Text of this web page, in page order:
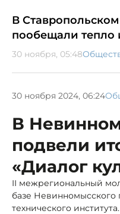
В
пообещали тепло
30 ноября, 05:48
30 ноября 2024, 06:24
В
подвели
«Диалог
II межрегиональный
базе Невинномысского
технического института.